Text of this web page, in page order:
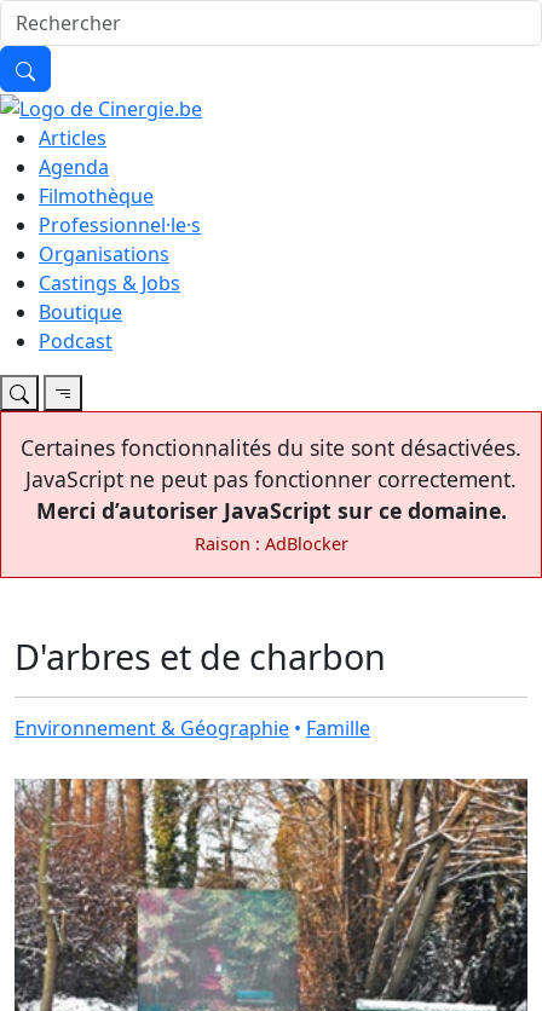
Articles
Agenda
Filmothèque
Professionnel·le·s
Organisations
Castings & Jobs
Boutique
Podcast
Certaines fonctionnalités du site sont désactivées.
JavaScript ne peut pas fonctionner correctement.
Merci d’autoriser JavaScript sur ce domaine.
Raison : AdBlocker
D'arbres et de charbon
Environnement & Géographie • Famille